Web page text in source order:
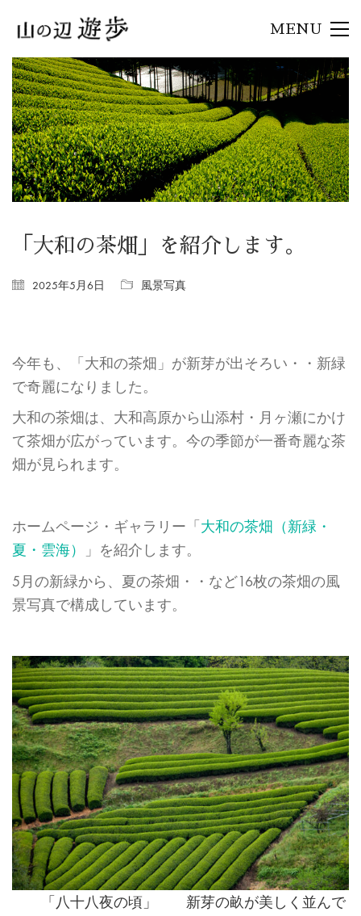
MENU
「大和の茶畑」を紹介します。
2025年5月6日 風景写真
今年も、「大和の茶畑」が新芽が出そろい・・新緑
で奇麗になりました。
大和の茶畑は、大和高原から山添村・月ヶ瀬にかけ
て茶畑が広がっています。今の季節が一番奇麗な茶
畑が見られます。
ホームページ・ギャラリー「 大和の茶畑（新緑・
夏・雲海）
」を紹介します。
5月の新緑から、夏の茶畑・・など16枚の茶畑の風
景写真で構成しています。
「八十八夜の頃」 新芽の畝が美しく並んで